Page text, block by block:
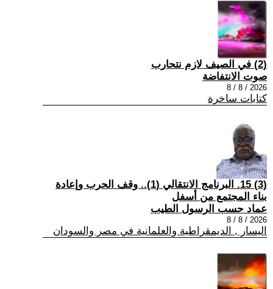
(2) في الصيف لازم نتحارب
صوت الانتفاضة
2026 / 8 / 8
كتابات ساخرة
(3) 15. البرنامج الانتقالي (1).. وقف الحرب وإعادة
بناء المجتمع من أسفل
عماد حسب الرسول الطيب
2026 / 8 / 8
اليسار , الديمقراطية والعلمانية في مصر والسودان